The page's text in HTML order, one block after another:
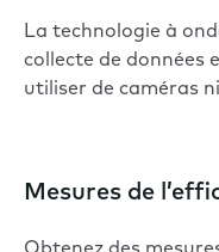
La technologie à
collecte de données
utiliser de caméras
Mesures de